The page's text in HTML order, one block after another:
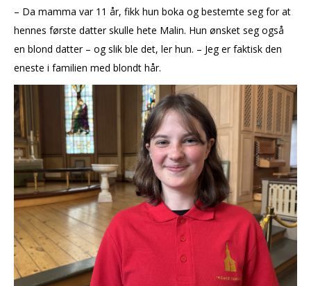
– Da mamma var 11 år, fikk hun boka og bestemte seg for at
hennes første datter skulle hete Malin. Hun ønsket seg også
en blond datter – og slik ble det, ler hun. – Jeg er faktisk den
eneste i familien med blondt hår.